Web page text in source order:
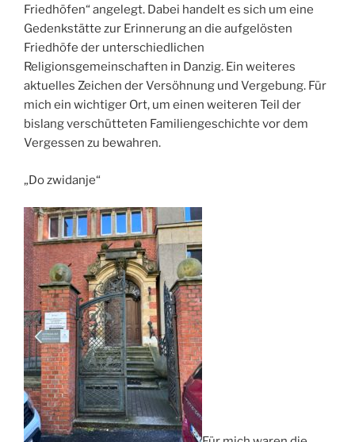
Friedhöfen“ angelegt. Dabei handelt es sich um eine
Gedenkstätte zur Erinnerung an die aufgelösten
Friedhöfe der unterschiedlichen
Religionsgemeinschaften in Danzig. Ein weiteres
aktuelles Zeichen der Versöhnung und Vergebung. Für
mich ein wichtiger Ort, um einen weiteren Teil der
bislang verschütteten Familiengeschichte vor dem
Vergessen zu bewahren.
„Do zwidanje“